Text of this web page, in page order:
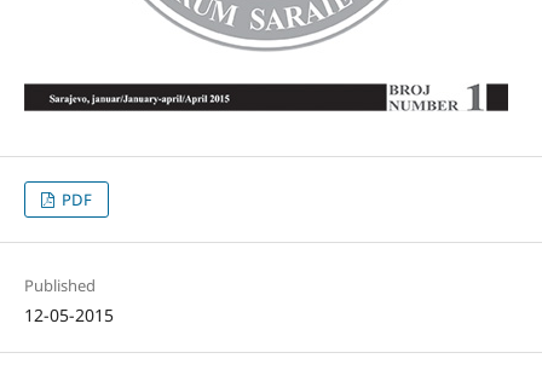
PDF
Published
12-05-2015